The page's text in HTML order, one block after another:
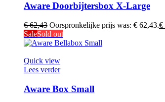
Aware Doorbijtersbox X-Large
€62,43 Oorspronkelijke prijs was: € 62,43.€
SaleSold out
Quick view
Lees verder
Aware Box Small